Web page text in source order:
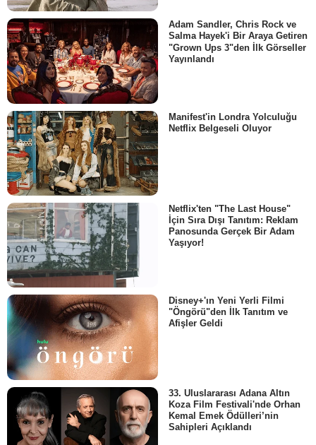
Adam Sandler, Chris Rock ve
Salma Hayek'i Bir Araya Getiren
"Grown Ups 3"den İlk Görseller
Yayınlandı
Manifest'in Londra Yolculuğu
Netflix Belgeseli Oluyor
Netflix'ten "The Last House"
İçin Sıra Dışı Tanıtım: Reklam
Panosunda Gerçek Bir Adam
Yaşıyor!
Disney+'ın Yeni Yerli Filmi
"Öngörü"den İlk Tanıtım ve
Afişler Geldi
33. Uluslararası Adana Altın
Koza Film Festivali'nde Orhan
Kemal Emek Ödülleri’nin
Sahipleri Açıklandı